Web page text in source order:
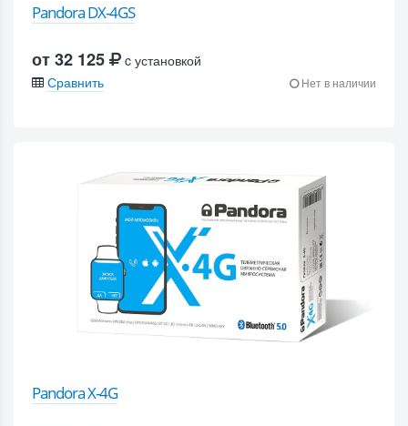
Pandora DX-4GS
от 32 125
c установкой
Сравнить
Нет в наличии
Pandora X-4G